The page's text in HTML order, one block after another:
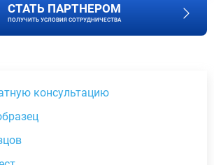
СТАТЬ ПАРТНЕРОМ
ПОЛУЧИТЬ УСЛОВИЯ СОТРУДНИЧЕСТВА
консультацию